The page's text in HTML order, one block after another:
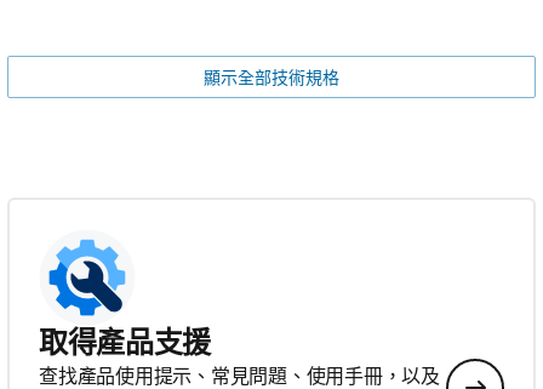
顯示全部技術規格
取得產品支援
查找產品使用提示、常見問題、使用手冊，以及